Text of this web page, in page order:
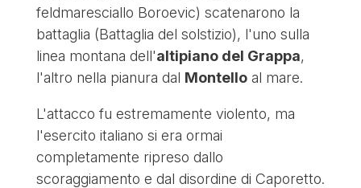
feldmaresciallo Boroevic) scatenarono la
battaglia (Battaglia del solstizio), l'uno sulla
linea montana dell'altipiano del Grappa,
l'altro nella pianura dal Montelloal mare.
L'attacco fu estremamente violento, ma
l'esercito italiano si era ormai
completamente ripreso dallo
scoraggiamento e dal disordine di Caporetto.